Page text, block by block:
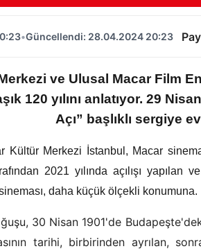
•Güncellendi: 28.04.2024 20:23
ve Ulusal Macar Film
120 yılını anlatıyor. 29
Açı” başlıklı sergiye
Kültür Merkezi İstanbul, Macar
2021 yılında açılışı
daha küçük ölçekli konumuna.
30 Nisan 1901'de
tarihi, birbirinden ayrılan,